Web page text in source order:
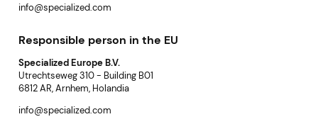
info@specialized.com
Responsible person in the EU
Specialized Europe B.V.
Utrechtseweg 310 - Building B01
6812 AR, Arnhem, Holandia
info@specialized.com